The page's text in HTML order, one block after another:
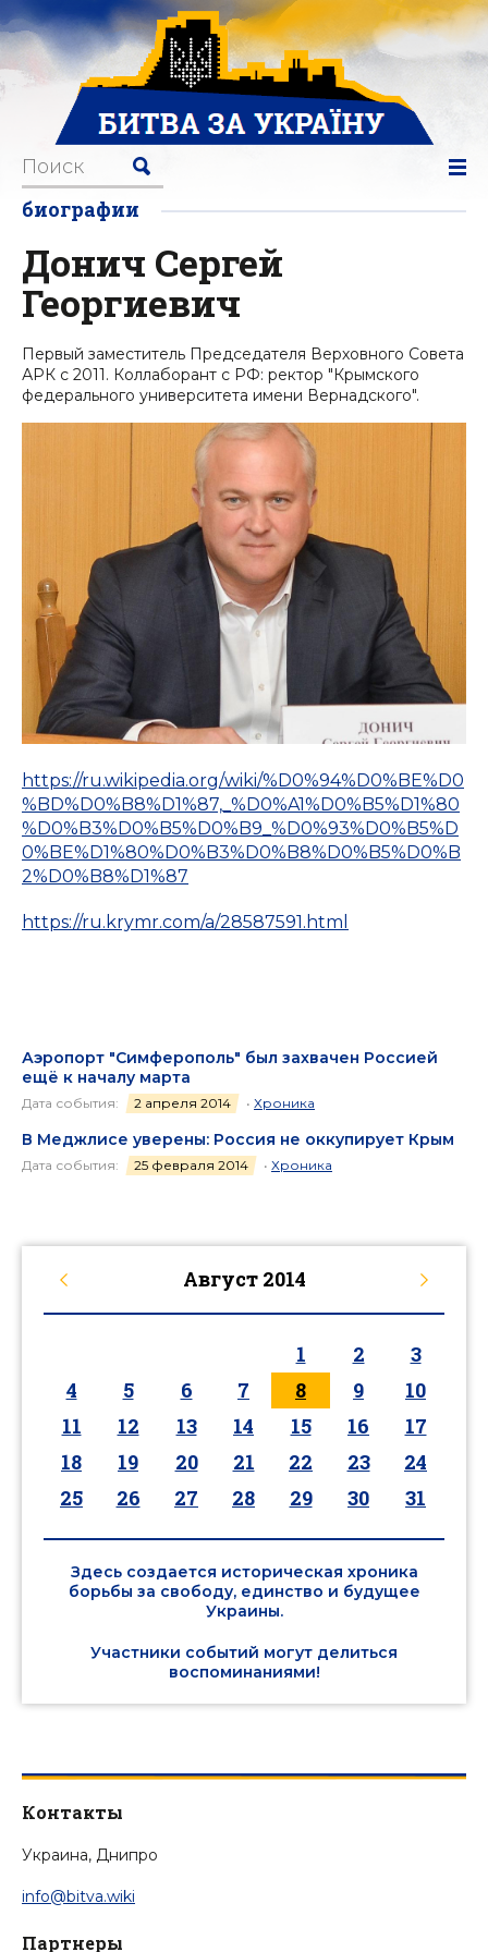
биографии
Донич Сергей
Георгиевич
Первый заместитель Председателя Верховного Совета
АРК с 2011. Коллаборант с РФ: ректор "Крымского
федерального университета имени Вернадского".
https://ru.wikipedia.org/wiki/%D0%94%D0%BE%D0
%BD%D0%B8%D1%87,_%D0%A1%D0%B5%D1%80
%D0%B3%D0%B5%D0%B9_%D0%93%D0%B5%D
0%BE%D1%80%D0%B3%D0%B8%D0%B5%D0%B
2%D0%B8%D1%87
https://ru.krymr.com/a/28587591.html
Аэропорт "Симферополь" был захвачен Россией
ещё к началу марта
Дата события: 2 апреля 2014 • Хроника
В Меджлисе уверены: Россия не оккупирует Крым
Дата события: 25 февраля 2014 • Хроника
Август 2014
1 2
3
4
5 6 7 8 9
10
11
12 13 14 15 16
17
18
19 20 21 22 23
24
25
26 27 28 29 30 31
Здесь создается историческая хроника
борьбы за свободу, единство и будущее
Украины.
Участники событий могут делиться
воспоминаниями!
Контакты
Украина, Днипро
info@bitva.wiki
Партнеры